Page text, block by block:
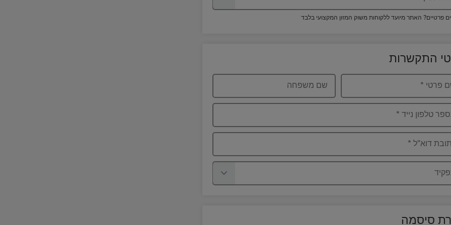
פרטיים? האתר מיועד ללקוחות משוק המזון המקצועי בלבד
התקשרות
פרטי * שם משפחה
טלפון נייד *
דוא"ל *
סיסמה